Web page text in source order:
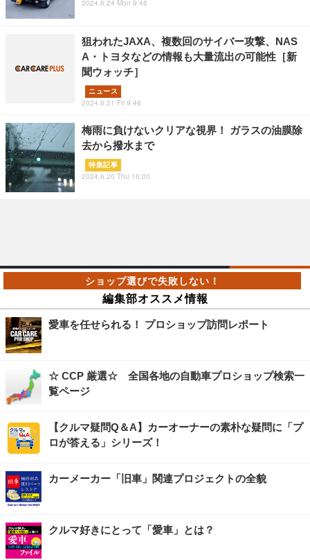
2024.6.24 Mon 9:46
狙われたJAXA、複数回のサイバー攻撃、NAS
A・トヨタなどの情報も大量流出の可能性［新
聞ウォッチ］
ニュース
2024.6.21 Fri 9:46
梅雨に負けないクリアな視界！ ガラスの油膜除
去から撥水まで
特集記事
2024.6.20 Thu 16:00
編集部オススメ情報
愛車を任せられる！ プロショップ訪問レポート
☆ CCP 厳選☆ 全国各地の自動車プロショップ検索一
覧ページ
【クルマ疑問Q＆A】カーオーナーの素朴な疑問に「プ
ロが答える」シリーズ！
カーメーカー「旧車」関連プロジェクトの全貌
クルマ好きにとって「愛車」とは？